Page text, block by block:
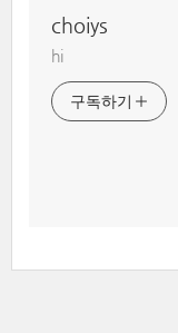
choiys
hi
구독하기